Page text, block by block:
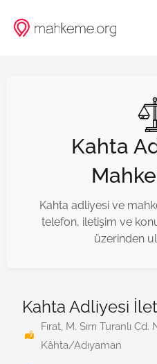
atla
Kahta
Kahta adliyesi ve
telefon, iletişim ve
üzerinden
Kahta Adliyesi
Fırat, M. Sırrı Turanlı
Kâhta/Adıyaman